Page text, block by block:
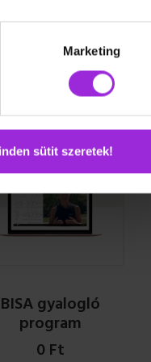
Marketing
sütit szeretek!
24,990Ft
READ MORE
BISA gyalogló
program
0Ft